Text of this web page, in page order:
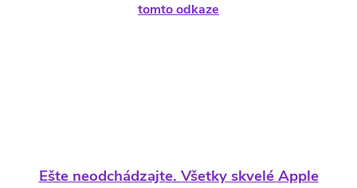
tomto odkaze
Ešte neodchádzajte. Všetky skvelé Apple